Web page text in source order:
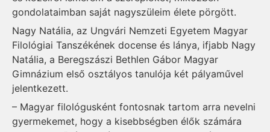
gondolataimban saját nagyszüleim élete pörgött.
Nagy Natália, az Ungvári Nemzeti Egyetem Magyar
Filológiai Tanszékének docense és lánya, ifjabb Nagy
Natália, a Beregszászi Bethlen Gábor Magyar
Gimnázium első osztályos tanulója két pályaművel
jelentkezett.
– Magyar filológusként fontosnak tartom arra nevelni
gyermekemet, hogy a kisebbségben élők számára